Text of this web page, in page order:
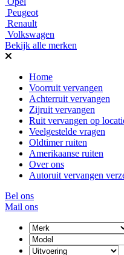
Peugeot
Renault
Volkswagen
Bekijk alle merken
Home
Voorruit vervangen
Achterruit vervangen
Zijruit vervangen
Ruit vervangen op
Veelgestelde vragen
Oldtimer ruiten
Amerikaanse ruiten
Over ons
Autoruit vervangen
Bel ons
Mail ons